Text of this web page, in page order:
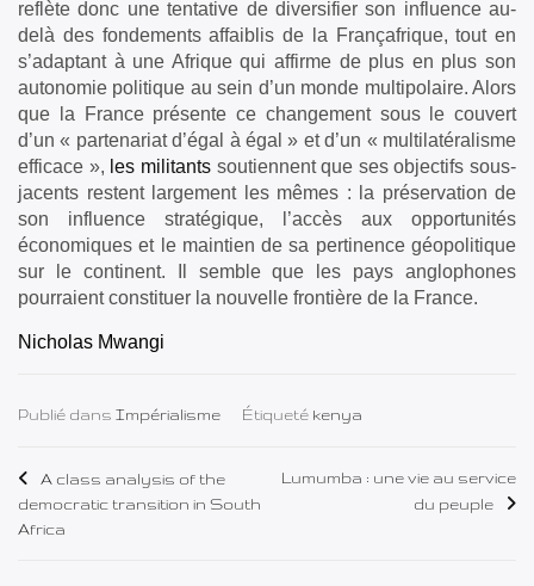
reflète donc une tentative de diversifier son influence au-
delà des fondements affaiblis de la Françafrique, tout en
s’adaptant à une Afrique qui affirme de plus en plus son
autonomie politique au sein d’un monde multipolaire. Alors
que la France présente ce changement sous le couvert
d’un « partenariat d’égal à égal » et d’un « multilatéralisme
efficace », les militantssoutiennent que ses objectifs sous-
jacents restent largement les mêmes : la préservation de
son influence stratégique, l’accès aux opportunités
économiques et le maintien de sa pertinence géopolitique
sur le continent. Il semble que les pays anglophones
pourraient constituer la nouvelle frontière de la France.
Nicholas Mwangi
Publié dans Impérialisme Étiqueté kenya
Navigation
de
A class analysis of the
democratic transition in South
Africa
Lumumba : une vie au service
du peuple